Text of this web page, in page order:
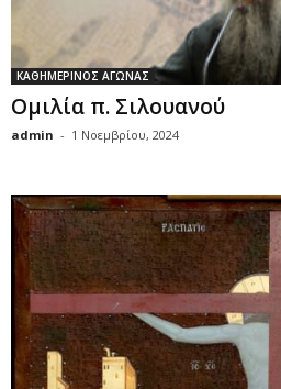
ΚΑΘΗΜΕΡΙΝΟΣ ΑΓΩΝΑΣ
Ομιλία π. Σιλουανού
admin - 1 Νοεμβρίου, 2024